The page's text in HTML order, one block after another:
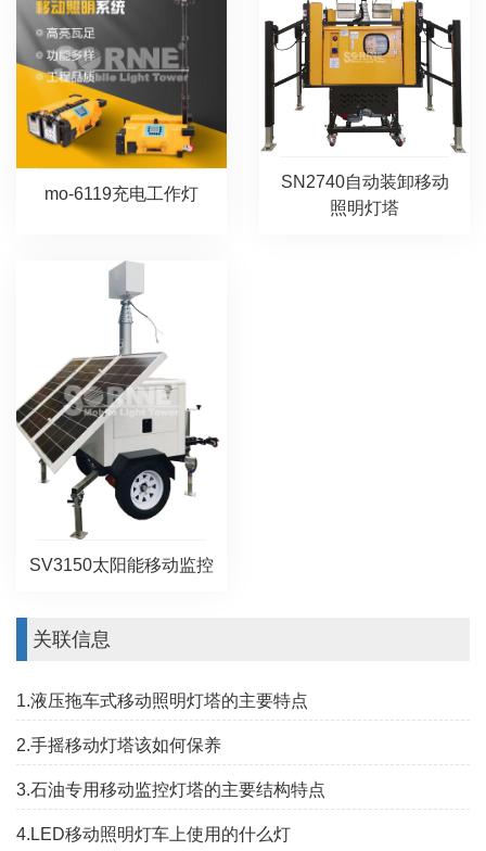
mo-6119充电工作灯
SN2740自动装卸移动
照明灯塔
SV3150太阳能移动监控
关联信息
1.液压拖车式移动照明灯塔的主要特点
2.手摇移动灯塔该如何保养
3.石油专用移动监控灯塔的主要结构特点
4.LED移动照明灯车上使用的什么灯